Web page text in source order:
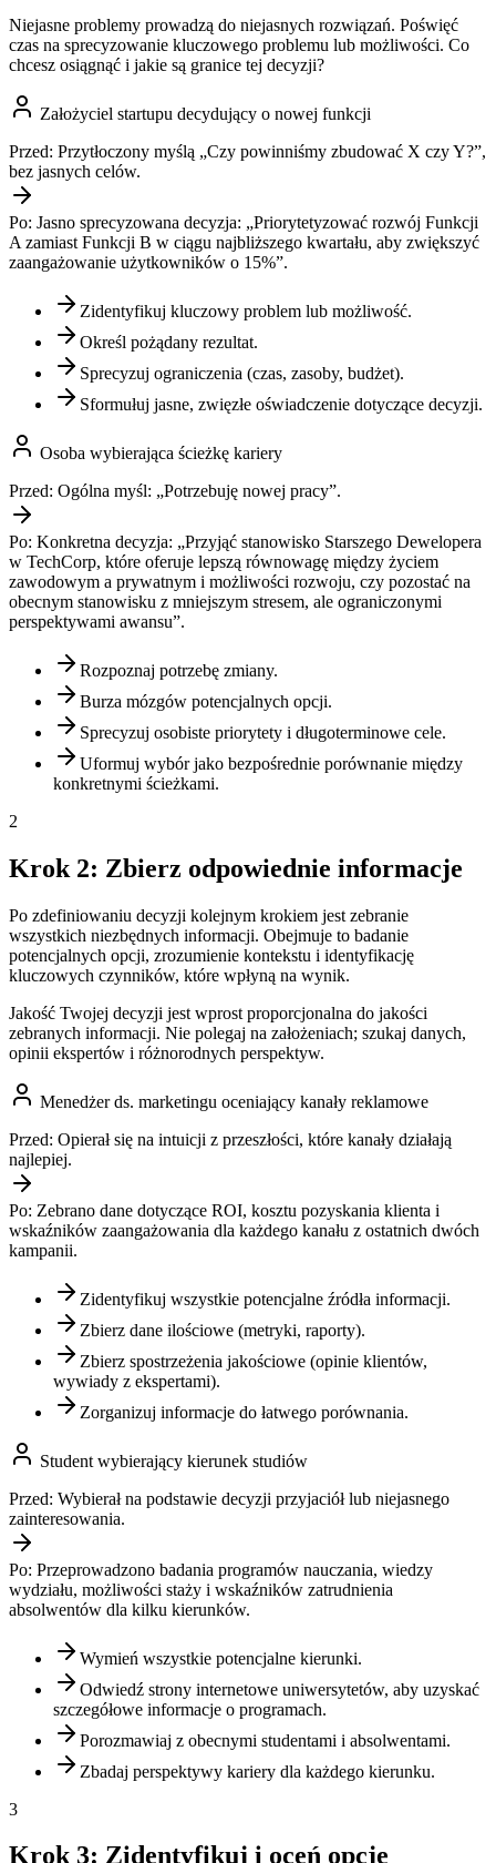
Niejasne problemy prowadzą do niejasnych rozwiązań. Poświęć
czas na sprecyzowanie kluczowego problemu lub możliwości. Co
chcesz osiągnąć i jakie są granice tej decyzji?
Założyciel startupu decydujący o nowej funkcji
Przed: Przytłoczony myślą „Czy powinniśmy zbudować X czy Y?”,
bez jasnych celów.
Po: Jasno sprecyzowana decyzja: „Priorytetyzować rozwój Funkcji
A zamiast Funkcji B w ciągu najbliższego kwartału, aby zwiększyć
zaangażowanie użytkowników o 15%”.
Zidentyfikuj kluczowy problem lub możliwość.
Określ pożądany rezultat.
Sprecyzuj ograniczenia (czas, zasoby, budżet).
Sformułuj jasne, zwięzłe oświadczenie dotyczące decyzji.
Osoba wybierająca ścieżkę kariery
Przed: Ogólna myśl: „Potrzebuję nowej pracy”.
Po: Konkretna decyzja: „Przyjąć stanowisko Starszego Dewelopera
w TechCorp, które oferuje lepszą równowagę między życiem
zawodowym a prywatnym i możliwości rozwoju, czy pozostać na
obecnym stanowisku z mniejszym stresem, ale ograniczonymi
perspektywami awansu”.
Rozpoznaj potrzebę zmiany.
Burza mózgów potencjalnych opcji.
Sprecyzuj osobiste priorytety i długoterminowe cele.
Uformuj wybór jako bezpośrednie porównanie między
konkretnymi ścieżkami.
2
Krok 2: Zbierz odpowiednie informacje
Po zdefiniowaniu decyzji kolejnym krokiem jest zebranie
wszystkich niezbędnych informacji. Obejmuje to badanie
potencjalnych opcji, zrozumienie kontekstu i identyfikację
kluczowych czynników, które wpłyną na wynik.
Jakość Twojej decyzji jest wprost proporcjonalna do jakości
zebranych informacji. Nie polegaj na założeniach; szukaj danych,
opinii ekspertów i różnorodnych perspektyw.
Menedżer ds. marketingu oceniający kanały reklamowe
Przed: Opierał się na intuicji z przeszłości, które kanały działają
najlepiej.
Po: Zebrano dane dotyczące ROI, kosztu pozyskania klienta i
wskaźników zaangażowania dla każdego kanału z ostatnich dwóch
kampanii.
Zidentyfikuj wszystkie potencjalne źródła informacji.
Zbierz dane ilościowe (metryki, raporty).
Zbierz spostrzeżenia jakościowe (opinie klientów,
wywiady z ekspertami).
Zorganizuj informacje do łatwego porównania.
Student wybierający kierunek studiów
Przed: Wybierał na podstawie decyzji przyjaciół lub niejasnego
zainteresowania.
Po: Przeprowadzono badania programów nauczania, wiedzy
wydziału, możliwości staży i wskaźników zatrudnienia
absolwentów dla kilku kierunków.
Wymień wszystkie potencjalne kierunki.
Odwiedź strony internetowe uniwersytetów, aby uzyskać
szczegółowe informacje o programach.
Porozmawiaj z obecnymi studentami i absolwentami.
Zbadaj perspektywy kariery dla każdego kierunku.
3
Krok 3: Zidentyfikuj i oceń opcje